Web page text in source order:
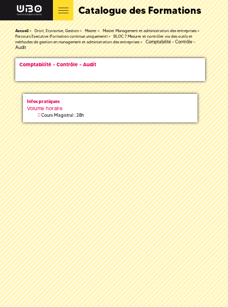
Catalogue des Formations
Accueil Droit, Economie, Gestion Master
Master Management et administration des entreprises
Parcours Executive (Formation continue uniquement)
BLOC 7 Mesurer et contrôler via des outils et
méthodes de gestion en management et administration des entreprises
Comptabilité - Contrôle -
Audit
Comptabilité - Contrôle - Audit
Infos pratiques
Volume horaire
Cours Magistral : 28h